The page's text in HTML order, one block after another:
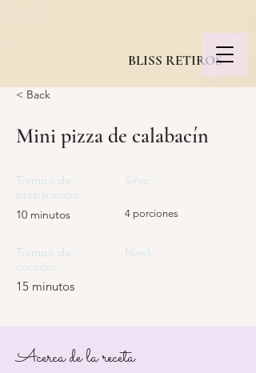
BLISS RETIROS
< Back
Mini pizza de calabacín
Tiempo de
preparación:
10 minutos
Tiempo de
cocción:
15 minutos
Sirve:
4 porciones
Nivel:
Acerca de la receta